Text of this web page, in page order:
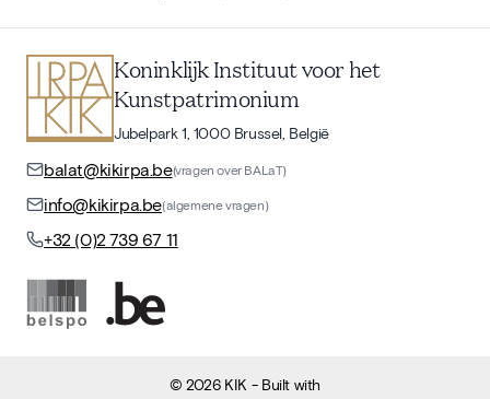
Koninklijk Instituut voor het
Kunstpatrimonium
Jubelpark 1, 1000 Brussel, België
balat@kikirpa.be(vragen over BALaT)
info@kikirpa.be(algemene vragen)
+32 (0)2 739 67 11
©2026 KIK - Built with